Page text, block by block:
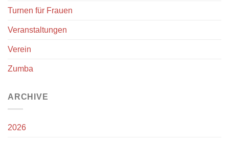
Turnen für Frauen
Veranstaltungen
Verein
Zumba
ARCHIVE
2026